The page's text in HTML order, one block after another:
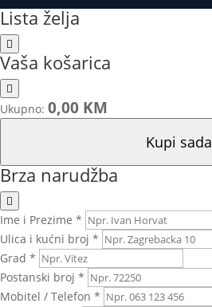
Lista želja
Vaša košarica
Ukupno: 0,00 KM
Kupi sada
Brza narudžba
Ime i Prezime *
Ulica i kućni broj *
Grad *
Postanski broj *
Mobitel / Telefon *